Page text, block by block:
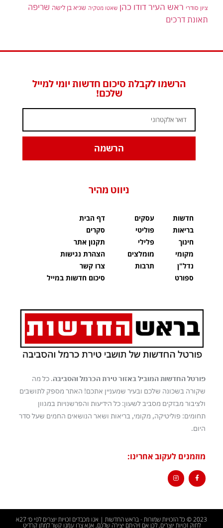
ציון סודרי ראש העיר דודו כהן שאטו מטקיה שגיא בן לישה שריפה
תאונת דרכים
הרשמו לקבלת סיכום חדשות יומי למייל
שלכם!
הרשמה
ניווט מהיר
חדשות
בריאות
חינוך
מקומי
נדל"ן
ספורט
עסקים
פוליטי
פלילי
מומלצים
תרבות
דף הבית
סקרים
תקנון אתר
הצהרת נגישות
צרו קשר
סיכום חדשות במייל
פורטל החדשות המוביל באזור טירת הכרמל והסביבה. כל מה
שקורה בשכונה שלכם ובעיר שמעניין אתכם! האתר מספק לתושבים
ולציבור מבזקים מסביב לשעון: כל הידיעות והפרשנויות במגוון
תחומים: פוליטיקה, מקומי, בריאות ושאר הנושאים החמים שעל סדר
היום.
מוזמנים לעקוב אחרינו:
2023 © כל הזכויות שמורות - בראש החדשות | אנו מכבדים זכויות יוצרים לפי ס׳ 27א
לחוק זכויות יוצרים, לכן אם זיהיתם יצירה שלכם, אנא צרו עמנו קשר למתן קרדיט